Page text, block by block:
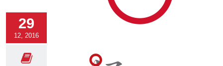
29
12, 2016